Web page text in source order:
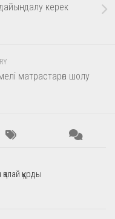
керек
матрастарға шолу
құрды